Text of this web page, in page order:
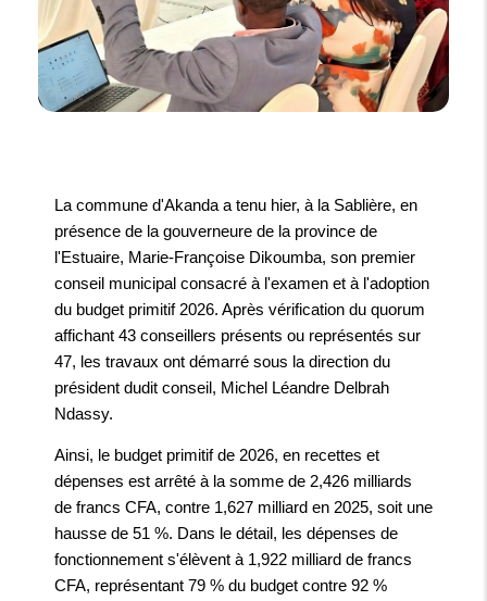
La commune d'Akanda a tenu hier, à la Sablière, en
présence de la gouverneure de la province de
l'Estuaire, Marie-Françoise Dikoumba, son premier
conseil municipal consacré à l'examen et à l'adoption
du budget primitif 2026. Après vérification du quorum
affichant 43 conseillers présents ou représentés sur
47, les travaux ont démarré sous la direction du
président dudit conseil, Michel Léandre Delbrah
Ndassy.
Ainsi, le budget primitif de 2026, en recettes et
dépenses est arrêté à la somme de 2,426 milliards
de francs CFA, contre 1,627 milliard en 2025, soit une
hausse de 51 %. Dans le détail, les dépenses de
fonctionnement s'élèvent à 1,922 milliard de francs
CFA, représentant 79 % du budget contre 92 %